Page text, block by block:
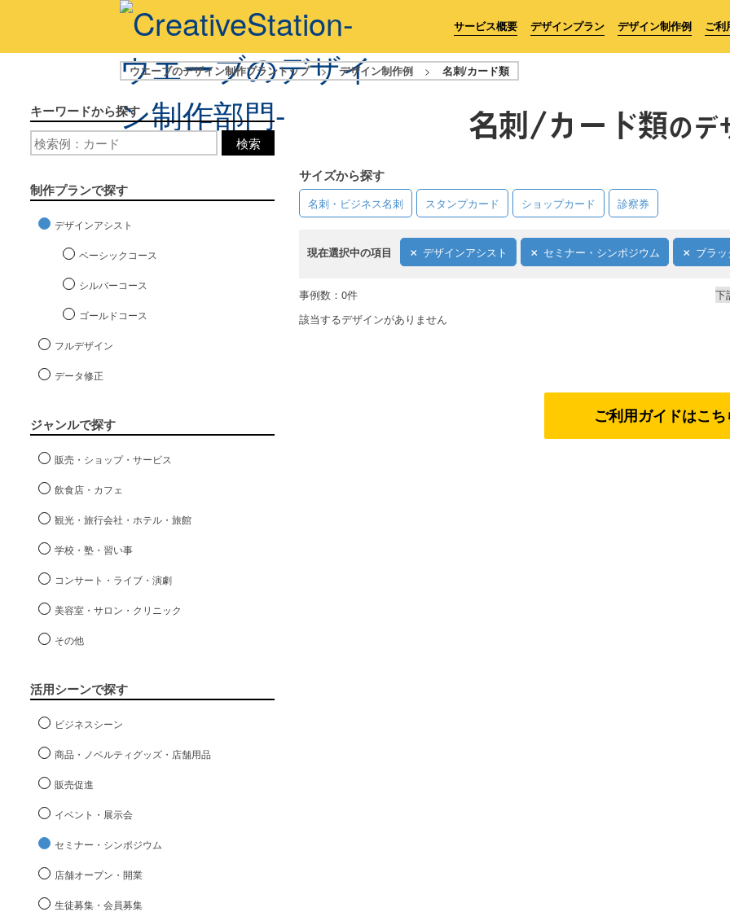
サービス概要 デザインプラン デザイン制作例 ご利
ウエーブのデザイン制作プラントップ > デザイン制作例 > 名刺/カード類
名刺/カード類のデ
サイズから探す
名刺・ビジネス名刺 スタンプカード ショップカード 診察券
現在選択中の項目 デザインアシスト セミナー・シンポジウム ブラ
キーワードから探す
検索
制作プランで探す
デザインアシスト
ベーシックコース
シルバーコース
ゴールドコース
フルデザイン
データ修正
ジャンルで探す
販売・ショップ・サービス
飲食店・カフェ
観光・旅行会社・ホテル・旅館
学校・塾・習い事
コンサート・ライブ・演劇
美容室・サロン・クリニック
その他
活用シーンで探す
ビジネスシーン
商品・ノベルティグッズ・店舗用品
販売促進
イベント・展示会
セミナー・シンポジウム
店舗オープン・開業
生徒募集・会員募集
事例数：0件
下
該当するデザインがありません
ご利用ガイドはこ